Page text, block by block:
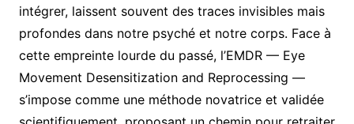
intégrer, laissent souvent des traces invisibles mais
profondes dans notre psyché et notre corps. Face à
cette empreinte lourde du passé, l’EMDR — Eye
Movement Desensitization and Reprocessing —
s’impose comme une méthode novatrice et validée